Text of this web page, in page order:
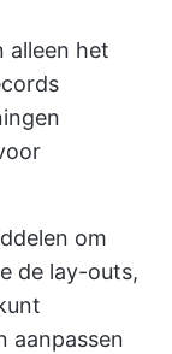
alleen het
om
de lay-outs,
aanpassen